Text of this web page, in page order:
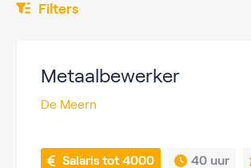
Filters
Metaalbewerker
De Meern
Salaris tot 4000 40 uur